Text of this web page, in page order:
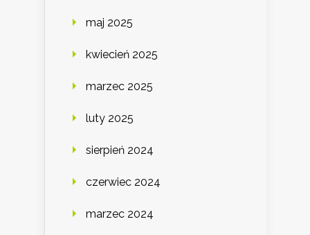
maj 2025
kwiecień 2025
marzec 2025
luty 2025
sierpień 2024
czerwiec 2024
marzec 2024